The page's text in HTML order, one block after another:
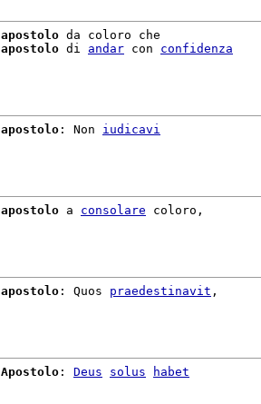
apostolo da coloro che
apostolo di andar con confidenza
apostolo : Non iudicavi
apostolo a consolare coloro,
apostolo : Quos praedestinavit ,
Apostolo : Deus solus habet